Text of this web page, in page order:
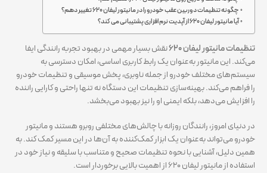
چگونه تنظیمات دوربین عقب خودرو را در مانیتور لیفان ۶۲۰ تغییر دهم؟
آیا مانیتور لیفان ۶۲۰ از آپدیت نرم‌ افزاری پشتیبانی می‌ کند؟
تنظیمات مانیتور لیفان ۶۲۰
نقش بسیار مهمی در بهبود تجربه رانندگی ایفا
می‌کند. این مانیتور به‌عنوان یک رابط کاربری اساسی، امکان دسترسی به
سیستم‌های مختلف خودرو از جمله ناوبری، پخش موسیقی و تنظیمات خودرو
را فراهم می‌کند. بهینه‌سازی تنظیمات این دستگاه نه تنها راحتی و کارایی راننده
را افزایش می‌دهد، بلکه ایمنی او را نیز بهبود می‌بخشد.
در دنیای امروز، رانندگان روزانه با چالش‌های مختلفی روبرو هستند و مانیتور
خودرو می‌تواند به‌عنوان یک ابزار کمک‌کننده به آن‌ها در این مسیر کمک کند. به
همین دلیل، آشنایی با نحوه تنظیمات صحیح و متناسب با سلیقه و نیاز خود در
استفاده از مانیتور لیفان ۶۲۰ از اهمیت بالایی برخوردار است.